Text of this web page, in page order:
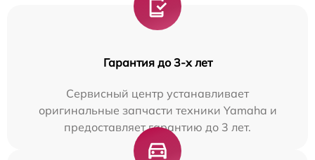
Гарантия до 3-х лет
Сервисный центр устанавливает
оригинальные запчасти техники Yamaha и
предоставляет гарантию до 3 лет.